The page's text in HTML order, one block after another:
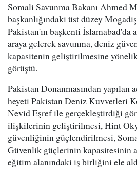
Somali Savunma Bakanı Ahmed
başkanlığındaki üst düzey
Pakistan'ın başkenti
araya gelerek savunma, deniz
kapasitenin geliştirilmesine
görüştü.
Pakistan Donanmasından yapılan
heyeti Pakistan Deniz Kuvvetleri
Nevid Eşref ile gerçekleştirdiği
ilişkilerinin geliştirilmesi, Hint
güvenliğinin güçlendirilmesi,
Güvenlik güçlerinin kapasitesinin
eğitim alanındaki iş birliğini ele